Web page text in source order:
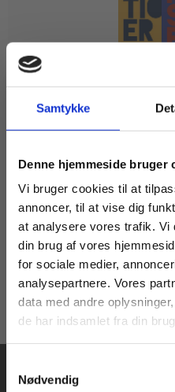
Samtykke
Denne hjemmeside bruger
Vi bruger cookies til at
annoncer, til at vise dig
at analysere vores trafik. Vi
din brug af vores
for sociale medier,
analysepartnere. Vores
data med andre
de har indsamlet fra din
Nødvendig
Serie
Ole Løw Dion Sommer Hans
Fra
94,00 KR.
Køb læremidler og
For privatkunder og
studerende. Du får
vist priser inkl.